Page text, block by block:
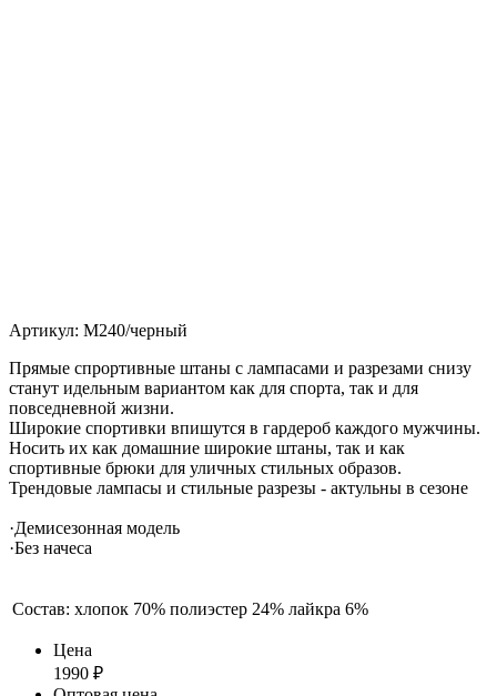
Артикул: М240/черный
Прямые спрортивные штаны с лампасами и разрезами снизу
станут идельным вариантом как для спорта, так и для
повседневной жизни.
Широкие спортивки впишутся в гардероб каждого мужчины.
Носить их как домашние широкие штаны, так и как
спортивные брюки для уличных стильных образов.
Трендовые лампасы и стильные разрезы - актульны в сезоне
·Демисезонная модель
·Без начеса
Состав: хлопок 70% полиэстер 24% лайкра 6%
Цена
1990 ₽